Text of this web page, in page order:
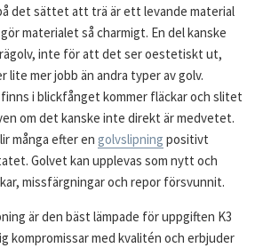
det sättet att trä är ett levande material
materialet så charmigt. En del kanske
inte för att det ser oestetiskt ut,
mer jobb än andra typer av golv.
i blickfånget kommer fläckar och slitet
om det kanske inte direkt är medvetet.
många efter en golvslipning positivt
Golvet kan upplevas som nytt och
missfärgningar och repor försvunnit.
är den bäst lämpade för uppgiften K3
kompromissar med kvalitén och erbjuder